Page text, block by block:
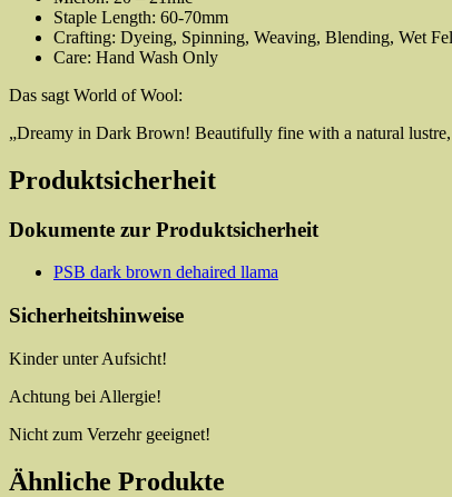
Staple Length: 60-70mm
Crafting: Dyeing, Spinning, Weaving, Blending, Wet
Care: Hand Wash Only
Das sagt World of Wool:
„Dreamy in Dark Brown! Beautifully fine with a natural
Produktsicherheit
Dokumente zur Produktsicherheit
PSB dark brown dehaired llama
Sicherheitshinweise
Kinder unter Aufsicht!
Achtung bei Allergie!
Nicht zum Verzehr geeignet!
Ähnliche Produkte